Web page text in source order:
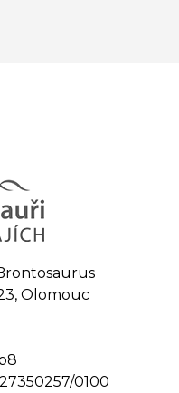
Olomouc
0100